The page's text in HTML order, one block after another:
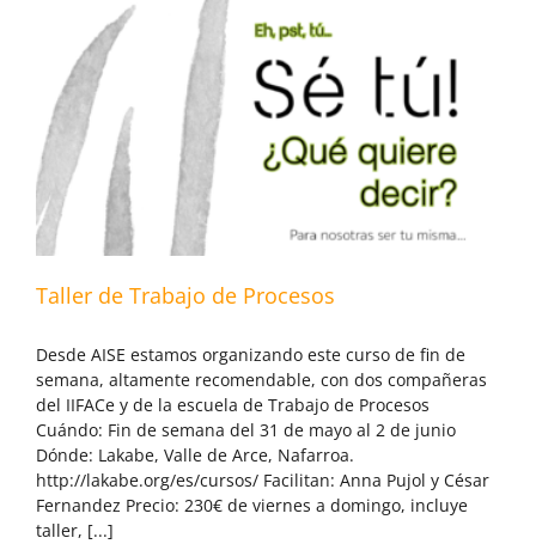
Taller de Trabajo de Procesos
Desde AISE estamos organizando este curso de fin de
semana, altamente recomendable, con dos compañeras
del IIFACe y de la escuela de Trabajo de Procesos
Cuándo: Fin de semana del 31 de mayo al 2 de junio
Dónde: Lakabe, Valle de Arce, Nafarroa.
http://lakabe.org/es/cursos/ Facilitan: Anna Pujol y César
Fernandez Precio: 230€ de viernes a domingo, incluye
taller, [...]